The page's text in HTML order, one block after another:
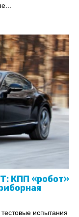
КПП «робот»
испытания